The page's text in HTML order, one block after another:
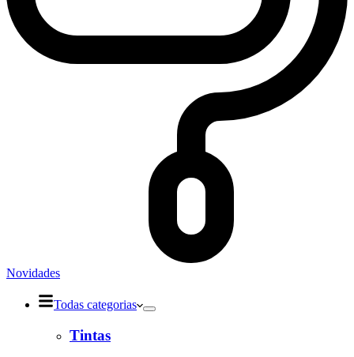
Novidades
Todas categorias
Tintas